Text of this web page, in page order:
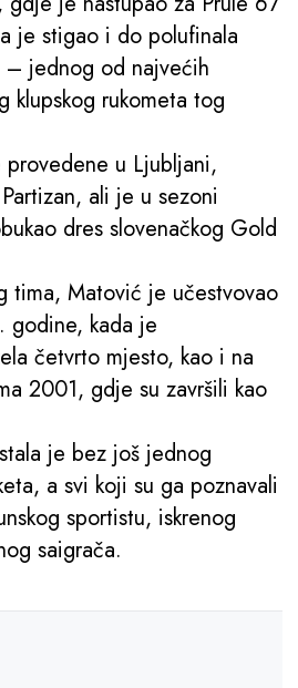
je stigao i do polufinala
– jednog od najvećih
klupskog rukometa tog
u Ljubljani,
ali je u sezoni
dres slovenačkog Gold
tima, Matović je učestvovao
godine, kada je
četvrto mjesto, kao i na
2001, gdje su završili kao
je bez još jednog
a svi koji su ga poznavali
sportistu, iskrenog
saigrača.